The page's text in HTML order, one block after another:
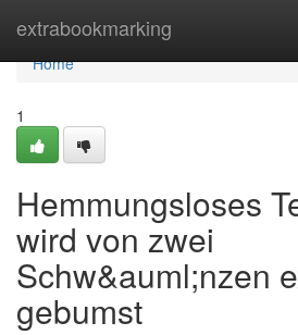
extrabookmarking
Home
Home
1
Hemmungsloses
wird von zwei
Schw&auml;nzen
gebumst